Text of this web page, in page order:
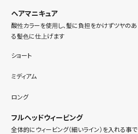
ヘアマニキュア
酸性カラーを使用し、髪に負担をかけずツヤのあ
る髪色に仕上げます
ショート
ミディアム
ロング
フルヘッドウィービング
全体的にウィービング（細いライン）を入れる事で